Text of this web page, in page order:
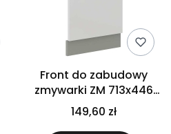
Front do zabudowy
zmywarki ZM 713x446
biały połysk IGA BIANCA
149,60 zł